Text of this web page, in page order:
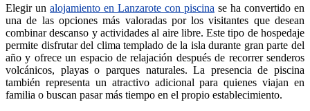
Elegir un alojamiento en Lanzarote con piscina se ha convertido en
una de las opciones más valoradas por los visitantes que desean
combinar descanso y actividades al aire libre. Este tipo de hospedaje
permite disfrutar del clima templado de la isla durante gran parte del
año y ofrece un espacio de relajación después de recorrer senderos
volcánicos, playas o parques naturales. La presencia de piscina
también representa un atractivo adicional para quienes viajan en
familia o buscan pasar más tiempo en el propio establecimiento.